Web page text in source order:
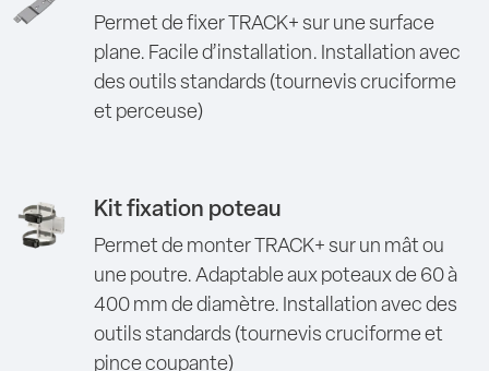
Permet de fixer TRACK+ sur une surface
plane. Facile d’installation. Installation avec
des outils standards (tournevis cruciforme
et perceuse)
Kit fixation poteau
Permet de monter TRACK+ sur un mât ou
une poutre. Adaptable aux poteaux de 60 à
400 mm de diamètre. Installation avec des
outils standards (tournevis cruciforme et
pince coupante)